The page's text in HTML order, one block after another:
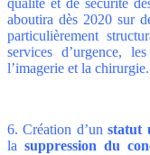
aboutira dès 2020 sur
particulièrement
services d’urgence,
l’imagerie et la chirurgie.
6. Création d’unstatut
lasuppression du